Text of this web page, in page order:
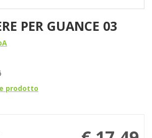
PER GUANCE 03
prodotto
Prezzo